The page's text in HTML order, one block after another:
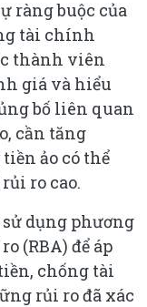
ràng buộc của
tài chính
thành viên
giá và hiểu
bố liên quan
cần tăng
ảo có thể
ro cao.
dụng phương
(RBA) để áp
chống tài
rủi ro đã xác